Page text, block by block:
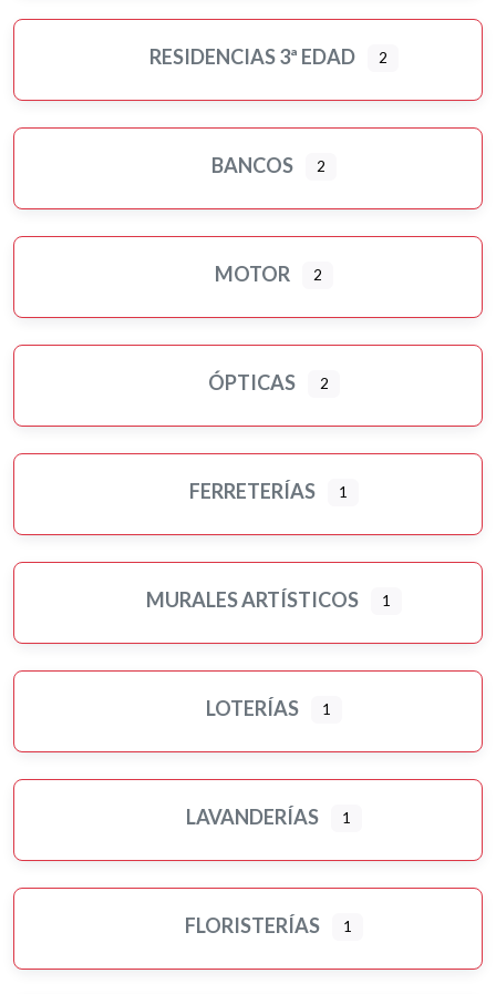
RESIDENCIAS 3ª EDAD 2
BANCOS 2
MOTOR 2
ÓPTICAS 2
FERRETERÍAS 1
MURALES ARTÍSTICOS 1
LOTERÍAS 1
LAVANDERÍAS 1
FLORISTERÍAS 1